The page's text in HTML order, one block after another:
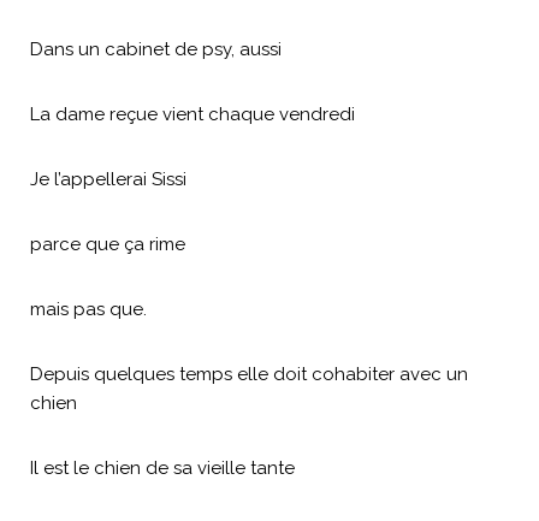
Dans un cabinet de psy, aussi
La dame reçue vient chaque vendredi
Je l’appellerai Sissi
parce que ça rime
mais pas que.
Depuis quelques temps elle doit cohabiter avec un
chien
Il est le chien de sa vieille tante